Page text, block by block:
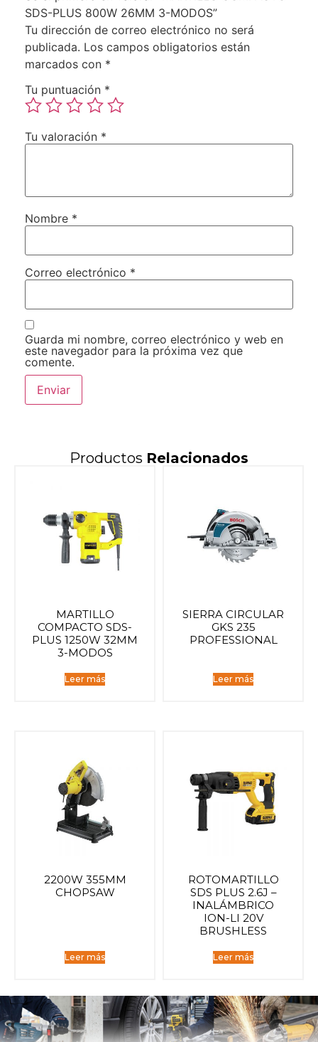
SDS-PLUS 800W 26MM 3-MODOS”
Tu dirección de correo electrónico no será
publicada. Los campos obligatorios están
marcados con *
Tu puntuación *
Tu valoración *
Nombre *
Correo electrónico *
Guarda mi nombre, correo electrónico y web en
este navegador para la próxima vez que
comente.
Productos Relacionados
MARTILLO
COMPACTO SDS-
PLUS 1250W 32MM
3-MODOS
Leer más
SIERRA CIRCULAR
GKS 235
PROFESSIONAL
Leer más
2200W 355MM
CHOPSAW
Leer más
ROTOMARTILLO
SDS PLUS 2.6J –
INALÁMBRICO
ION-LI 20V
BRUSHLESS
Leer más